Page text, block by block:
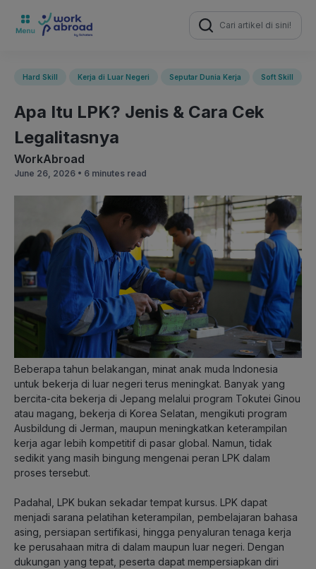
Search
for:
Hard Skill Kerja di Luar Negeri Seputar Dunia Kerja Soft Skill
Apa Itu LPK? Jenis & Cara Cek
Legalitasnya
WorkAbroad
June 26, 2026 • 6 minutes read
Beberapa tahun belakangan, minat anak muda Indonesia
untuk bekerja di luar negeri terus meningkat. Banyak yang
bercita-cita bekerja di Jepang melalui program Tokutei Ginou
atau magang, bekerja di Korea Selatan, mengikuti program
Ausbildung di Jerman, maupun meningkatkan keterampilan
kerja agar lebih kompetitif di pasar global. Namun, tidak
sedikit yang masih bingung mengenai peran LPK dalam
proses tersebut.
Padahal, LPK bukan sekadar tempat kursus. LPK dapat
menjadi sarana pelatihan keterampilan, pembelajaran bahasa
asing, persiapan sertifikasi, hingga penyaluran tenaga kerja
ke perusahaan mitra di dalam maupun luar negeri. Dengan
dukungan yang tepat, peserta dapat mempersiapkan diri